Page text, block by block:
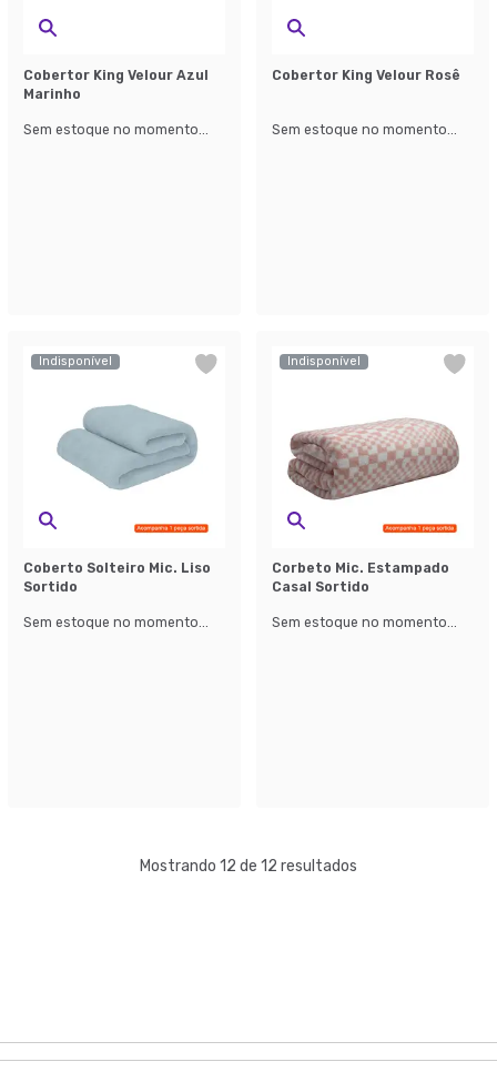
Cobertor King Velour Azul
Marinho
Sem estoque no momento...
Cobertor King Velour Rosê
Sem estoque no momento...
Indisponível
Coberto Solteiro Mic. Liso
Sortido
Sem estoque no momento...
Indisponível
Corbeto Mic. Estampado
Casal Sortido
Sem estoque no momento...
Mostrando 12 de 12 resultados